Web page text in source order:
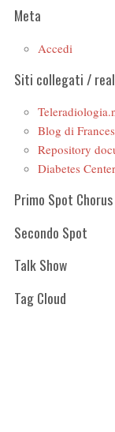
Meta
Accedi
Siti collegati /
Blog di
Repository
Diabetes
Primo Spot Chorus
Secondo Spot
Talk Show
Tag Cloud